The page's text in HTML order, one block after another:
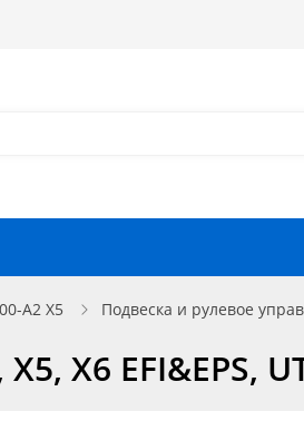
A2 X5 Подвеска и рулевое
X6 EFI&EPS,